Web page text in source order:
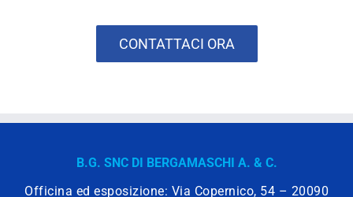
CONTATTACI ORA
B.G. SNC DI BERGAMASCHI A. & C.
Officina ed esposizione: Via Copernico, 54 – 20090